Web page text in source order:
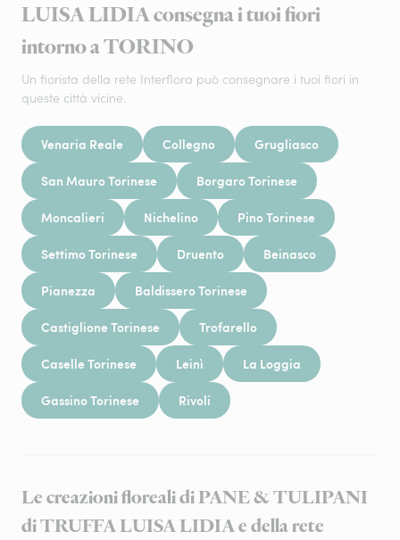
LUISA LIDIA consegna i tuoi fiori
intorno a TORINO
Un fiorista della rete Interflora può consegnare i tuoi fiori in
queste città vicine.
Venaria Reale Collegno Grugliasco
San Mauro Torinese Borgaro Torinese
Moncalieri Nichelino Pino Torinese
Settimo Torinese Druento Beinasco
Pianezza Baldissero Torinese
Castiglione Torinese Trofarello
Caselle Torinese Leinì La Loggia
Gassino Torinese Rivoli
Le creazioni floreali di PANE & TULIPANI
di TRUFFA LUISA LIDIA e della rete